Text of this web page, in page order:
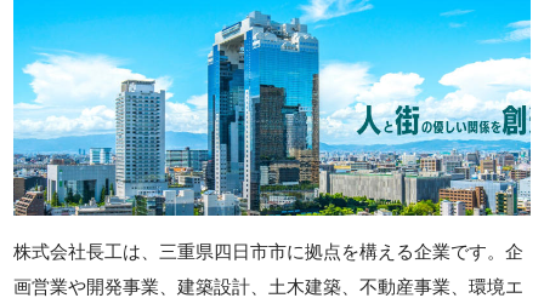
株式会社長工は、三重県四日市市に拠点を構える企業です。企
画営業や開発事業、建築設計、土木建築、不動産事業、環境エ